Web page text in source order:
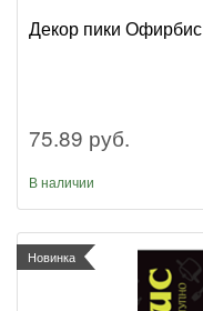
Декор пики
75.89 руб.
В наличии
Новинка